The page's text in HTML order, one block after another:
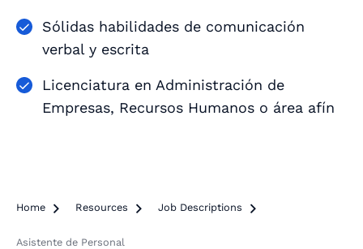
Sólidas habilidades de comunicación
verbal y escrita
Licenciatura en Administración de
Empresas, Recursos Humanos o área afín
Home  Resources  Job Descriptions 
Asistente de Personal